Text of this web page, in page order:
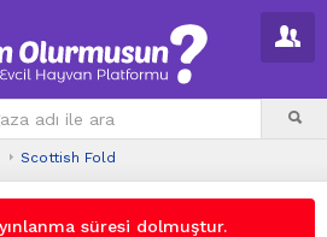
Scottish Fold
süresi dolmuştur.